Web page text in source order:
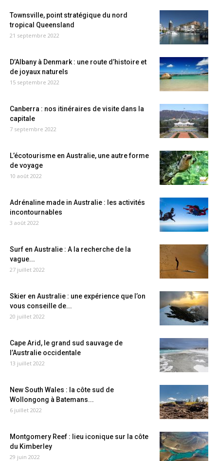
Townsville, point stratégique du nord
tropical Queensland
21 septembre 2022
D’Albany à Denmark : une route d’histoire et
de joyaux naturels
15 septembre 2022
Canberra : nos itinéraires de visite dans la
capitale
7 septembre 2022
L’écotourisme en Australie, une autre forme
de voyage
10 août 2022
Adrénaline made in Australie : les activités
incontournables
3 août 2022
Surf en Australie : A la recherche de la
vague...
27 juillet 2022
Skier en Australie : une expérience que l’on
vous conseille de...
20 juillet 2022
Cape Arid, le grand sud sauvage de
l’Australie occidentale
13 juillet 2022
New South Wales : la côte sud de
Wollongong à Batemans...
6 juillet 2022
Montgomery Reef : lieu iconique sur la côte
du Kimberley
29 juin 2022